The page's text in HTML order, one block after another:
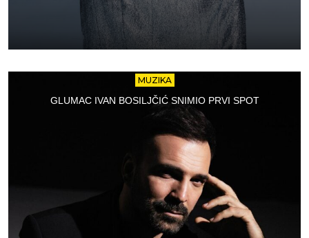
MUZIKA
GLUMAC IVAN BOSILJČIĆ SNIMIO PRVI SPOT